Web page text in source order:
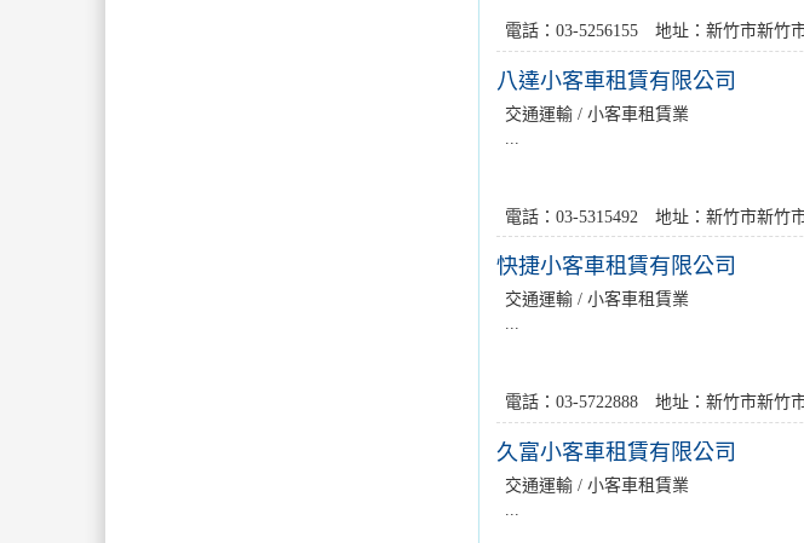
電話：03-5256155 地址：新竹市新竹
八達小客車租賃有限公司
交通運輸 / 小客車租賃業
電話：03-5315492 地址：新竹市新竹
快捷小客車租賃有限公司
交通運輸 / 小客車租賃業
...
電話：03-5722888 地址：新竹市新竹
久富小客車租賃有限公司
交通運輸 / 小客車租賃業